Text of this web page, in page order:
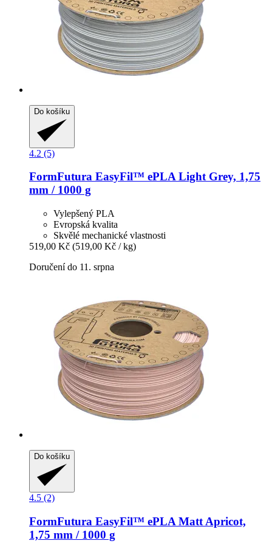
Do košíku
4.2 (5)
FormFutura EasyFil™ ePLA Light Grey, 1,75
mm / 1000 g
Vylepšený PLA
Evropská kvalita
Skvělé mechanické vlastnosti
519,00 Kč (519,00 Kč / kg)
Doručení do 11. srpna
Do košíku
4.5 (2)
FormFutura EasyFil™ ePLA Matt Apricot,
1,75 mm / 1000 g